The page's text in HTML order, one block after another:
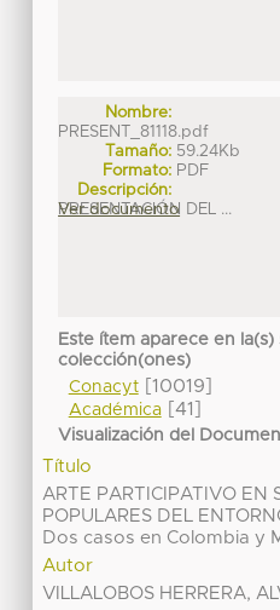
Nombre:
PRESENT_81118.pdf
Tamaño: 59.24Kb
Formato: PDF
Descripción:
PRESENTACIÓN DEL ...
Ver documento
Este ítem aparece en
colección(ones)
Conacyt[10019]
Académica[41]
Visualización del
Título
ARTE PARTICIPATIVO EN
POPULARES DEL
Dos casos en Colombia y
Autor
VILLALOBOS HERRERA,